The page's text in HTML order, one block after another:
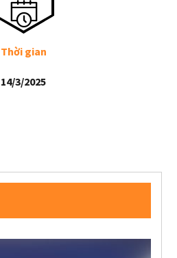
Thời gian
14/3/2025